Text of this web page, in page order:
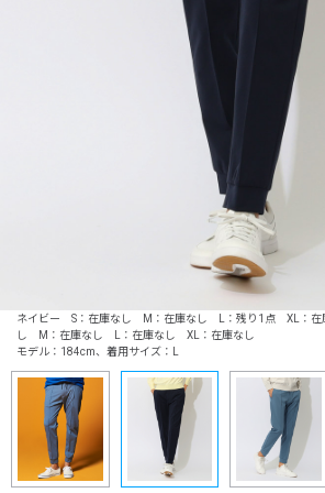
ネイビー S：在庫なし M：在庫なし L：残り1点 XL：
し M：在庫なし L：在庫なし XL：在庫なし
モデル：184cm、着用サイズ：L